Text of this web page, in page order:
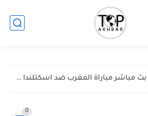
الرئاسة السورية: نشر قوات لإنهاء الاشتباكات وإعادة الاستقرار جنوبًا
0